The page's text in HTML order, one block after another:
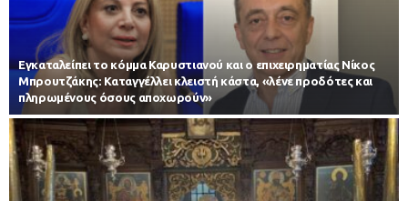
Εγκαταλείπει το κόμμα Καρυστιανού και ο επιχειρηματίας Νίκος
Μπρουτζάκης: Καταγγέλλει κλειστή κάστα, «λένε προδότες και
πληρωμένους όσους αποχωρούν»